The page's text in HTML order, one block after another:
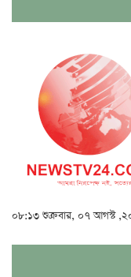
০৮:১৩ শুক্রবার, ০৭ আগস্ট